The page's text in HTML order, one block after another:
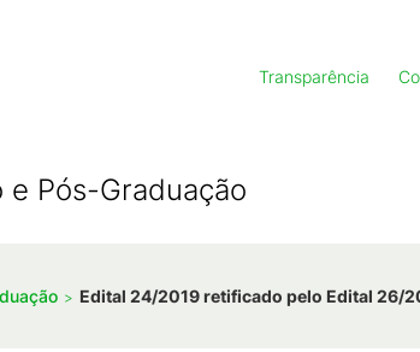
Transparência
e Pós-Graduação
Edital 24/2019 retificado pelo Edital 26/